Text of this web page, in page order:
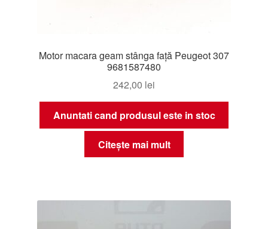
Motor macara geam stânga față Peugeot 307
9681587480
242,00 lei
Anuntati cand produsul este in stoc
Citește mai mult